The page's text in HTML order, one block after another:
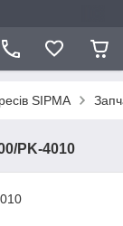
SIPMA
PK-4010